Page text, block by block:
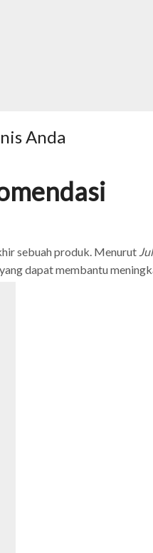
Anda
sebuah produk. Menurut
dapat membantu